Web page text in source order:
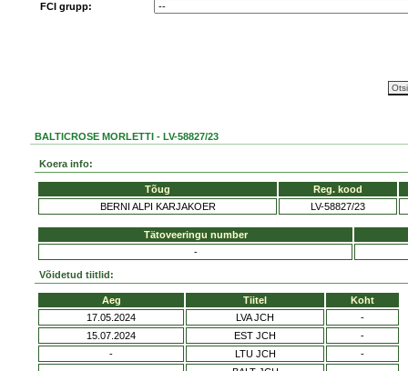
FCI grupp:
BALTICROSE MORLETTI - LV-58827/23
Koera info:
Tõug
Reg. kood
BERNI ALPI KARJAKOER
LV-58827/23
Tätoveeringu number
-
Võidetud tiitlid:
Aeg Tiitel
Koht
17.05.2024
LVA JCH
-
15.07.2024
EST JCH
-
-
LTU JCH
-